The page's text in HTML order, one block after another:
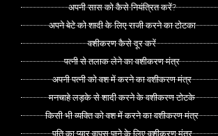
अपनी सास को कैसे नियंत्रित करें?
अपने बेटे को शादी के लिए राजी करने का टोटका
वशीकरण कैसे दूर करें
पत्नी से तलाक लेने का वशीकरण मंत्र
अपनी पत्नी को वश में करने का वशीकरण मंत्र
मनचाहे लड़के से शादी करने के वशीकरण टोटके
किसी भी व्यक्ति को वश में करने का वशीकरण मंत्र
पति का प्यार वापस पाने के लिए वशीकरण मंत्र